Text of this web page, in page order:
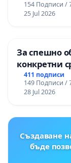
154 Подписи /
25 Jul 2026
За спешно
конкретни
цялостна
„Тракия“ -
411 подписи
149 Подписи /
28 Jul 2026
Създаване
бъде